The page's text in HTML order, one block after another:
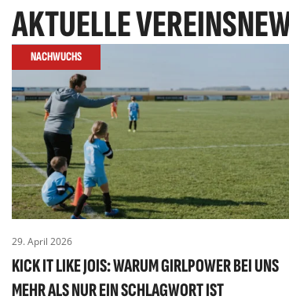
AKTUELLE
NACHWUCHS
29. April 2026
KICK IT LIKE JOIS: WARUM GIRLPOWER BEI UNS
MEHR ALS NUR EIN SCHLAGWORT IST